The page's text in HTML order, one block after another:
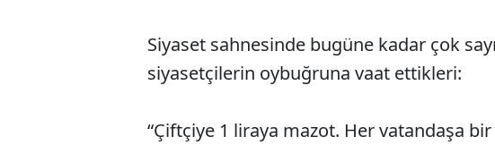
Siyaset sahnesinde bugüne kadar çok
siyasetçilerin oybuğruna vaat ettikleri:
“Çiftçiye 1 liraya mazot. Her vatandaşa